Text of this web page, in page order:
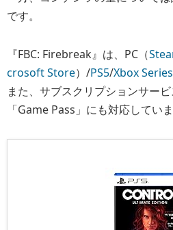
です。
『FBC: Firebreak』は、PC（
crosoft Store）/PS5/Xbox
また、サブスクリプションサー
「Game Pass」にも対応していま